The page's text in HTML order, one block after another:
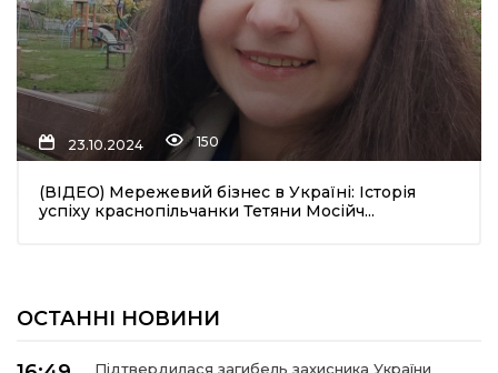
23.10.2024 150
(ВІДЕО) Мережевий бізнес в Україні: Історія
успіху краснопільчанки Тетяни Мосійч...
ОСТАННІ НОВИНИ
Підтвердилася загибель захисника України